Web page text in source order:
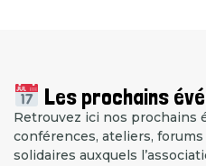
Les prochains
Retrouvez ici nos prochains
conférences, ateliers,
solidaires auxquels